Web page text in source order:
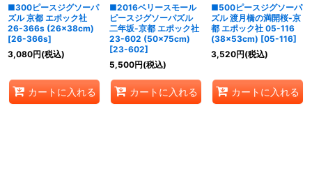
■300ピースジグソーパ
ズル 京都 エポック社
26-366s (26×38cm)
[26-366s]
3,080円(税込)
カートに入れる
■2016ベリースモール
ピースジグソーパズル
二年坂-京都 エポック社
23-602 (50×75cm)
[23-602]
5,500円(税込)
カートに入れる
■500ピースジグソーパ
ズル 渡月橋の満開桜‐京
都 エポック社 05-116
(38×53cm) [05-116]
3,520円(税込)
カートに入れる